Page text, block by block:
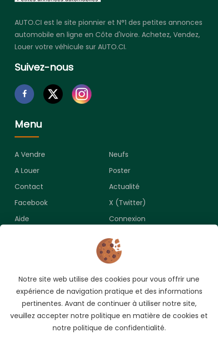
AUTO.CI est le site pionnier et N°1 des petites annonces
automobile en ligne en Côte d'Ivoire. Achetez, Vendez,
Louer votre véhicule sur AUTO.CI.
Suivez-nous
Menu
A Vendre
Neufs
A Louer
Poster
Contact
Actualité
Facebook
X (Twitter)
Aide
Connexion
Souscrivez pour recevoir les meilleures opportunités.
Notre site web utilise des cookies pour vous offrir une
expérience de navigation pratique et des informations
pertinentes. Avant de continuer à utiliser notre site,
veuillez accepter notre politique en matière de cookies et
notre politique de confidentialité.